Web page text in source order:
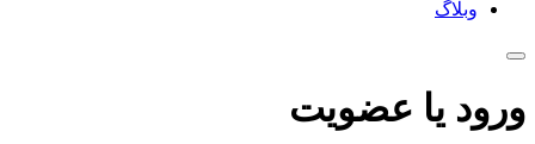
وبلاگ
ورود یا عضویت